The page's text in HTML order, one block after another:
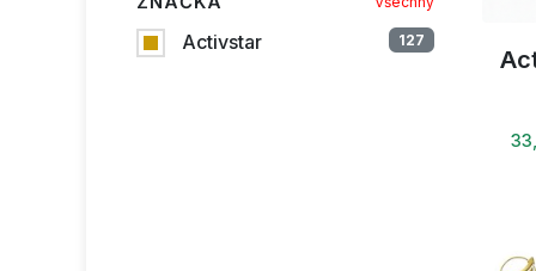
Activstar 127